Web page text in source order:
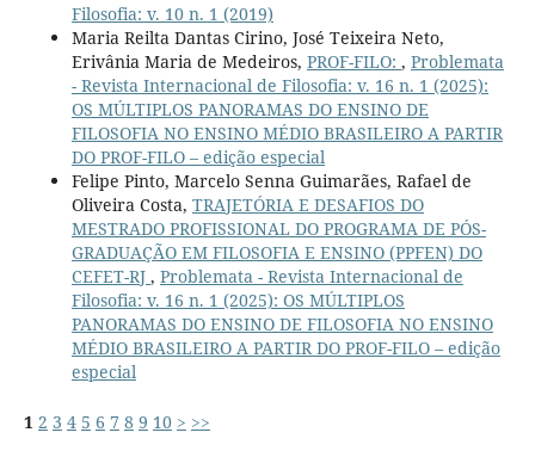
Filosofia: v. 10 n. 1 (2019)
Maria Reilta Dantas Cirino, José Teixeira Neto,
Erivânia Maria de Medeiros, PROF-FILO: , Problemata
- Revista Internacional de Filosofia: v. 16 n. 1 (2025):
OS MÚLTIPLOS PANORAMAS DO ENSINO DE
FILOSOFIA NO ENSINO MÉDIO BRASILEIRO A PARTIR
DO PROF-FILO – edição especial
Felipe Pinto, Marcelo Senna Guimarães, Rafael de
Oliveira Costa, TRAJETÓRIA E DESAFIOS DO
MESTRADO PROFISSIONAL DO PROGRAMA DE PÓS-
GRADUAÇÃO EM FILOSOFIA E ENSINO (PPFEN) DO
CEFET-RJ , Problemata - Revista Internacional de
Filosofia: v. 16 n. 1 (2025): OS MÚLTIPLOS
PANORAMAS DO ENSINO DE FILOSOFIA NO ENSINO
MÉDIO BRASILEIRO A PARTIR DO PROF-FILO – edição
especial
1 2 3 4 5 6 7 8 9 10 > >>